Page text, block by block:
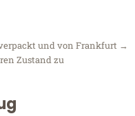
und von Frankfurt →
Zustand zu